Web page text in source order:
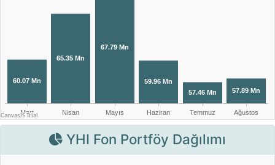
YHI Fon Portföy Dağılımı